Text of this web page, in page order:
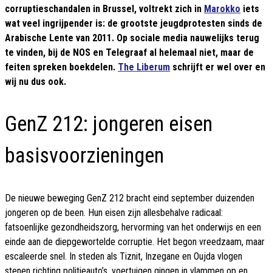
corruptieschandalen in Brussel, voltrekt zich in Marokko iets
wat veel ingrijpender is: de grootste jeugdprotesten sinds de
Arabische Lente van 2011. Op sociale media nauwelijks terug
te vinden, bij de NOS en Telegraaf al helemaal niet, maar de
feiten spreken boekdelen. The Liberum schrijft er wel over en
wij nu dus ook.
GenZ 212: jongeren eisen
basisvoorzieningen
De nieuwe beweging GenZ 212 bracht eind september duizenden
jongeren op de been. Hun eisen zijn allesbehalve radicaal:
fatsoenlijke gezondheidszorg, hervorming van het onderwijs en een
einde aan de diepgewortelde corruptie. Het begon vreedzaam, maar
escaleerde snel. In steden als Tiznit, Inzegane en Oujda vlogen